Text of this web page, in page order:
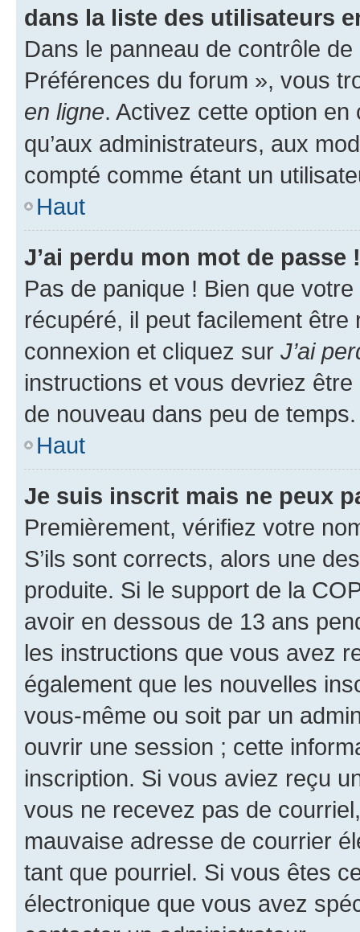
dans la liste des utilisateurs
Dans le panneau de contrôle
Préférences du forum », vous
en ligne. Activez cette option
qu’aux administrateurs, aux
compté comme étant un
Haut
J’ai perdu mon mot de passe !
Pas de panique ! Bien que
récupéré, il peut facilement
connexion et cliquez sur J’ai
instructions et vous devriez
de nouveau dans peu de temps.
Haut
Je suis inscrit mais ne peux
Premièrement, vérifiez votre
S’ils sont corrects, alors une
produite. Si le support de la
avoir en dessous de 13 ans
les instructions que vous avez
également que les nouvelles
vous-même ou soit par un
ouvrir une session ; cette
inscription. Si vous aviez reçu
vous ne recevez pas de
mauvaise adresse de courrier
tant que pourriel. Si vous êtes
électronique que vous avez